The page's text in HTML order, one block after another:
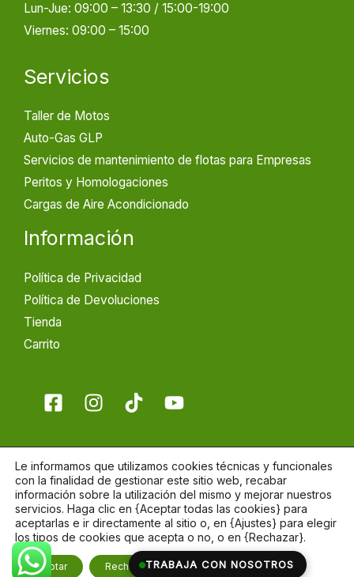
Lun-Jue: 09:00 – 13:30 / 15:00-19:00
Viernes: 09:00 – 15:00
Servicios
Taller de Motos
Auto-Gas GLP
Servicios de mantenimiento de flotas para Empresas
Peritos y Homologaciones
Cargas de Aire Acondicionado
Información
Política de Privacidad
Política de Devoluciones
Tienda
Carrito
Copyright © 2026 Segimon Automoció
Realizado porJRodrimo Marketing Digital & Diseño
Web
Le informamos que utilizamos cookies técnicas y funcionales
con la finalidad de gestionar este sitio web, recabar
información sobre la utilización del mismo y mejorar nuestros
servicios. Haga clic en {Aceptar todas las cookies} para
aceptarlas e ir directamente al sitio o, en {Ajustes} para elegir
los tipos de cookies que acepta o no, o en {Rechazar}.
Aceptar Rechazar Ajustes CERRAR EL
TRABAJA CON NOSOTROS